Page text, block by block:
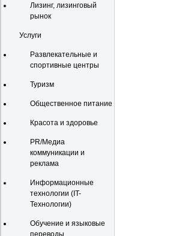
Лизинг, лизинговый
рынок
Услуги
Развлекательные и
спортивные центры
Туризм
Общественное питание
Красота и здоровье
PR/Медиа
коммуникации и
реклама
Информационные
технологии (IT-
Технологии)
Обучение и языковые
переводы